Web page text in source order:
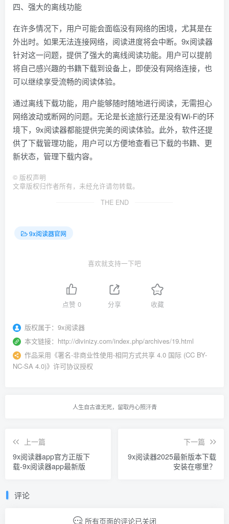
四、强大的离线功能
在许多情况下，用户可能会面临没有网络的困境，尤其是在
外出时。如果无法连接网络，阅读进度将会中断。9x阅读器
针对这一问题，提供了强大的离线阅读功能。用户可以提前
将自己感兴趣的书籍下载到设备上，即使没有网络连接，也
可以继续享受流畅的阅读体验。
通过离线下载功能，用户能够随时随地进行阅读，无需担心
网络波动或断网的问题。无论是长途旅行还是没有Wi-Fi的环
境下，9x阅读器都能提供完美的阅读体验。此外，软件还提
供了下载管理功能，用户可以方便地查看已下载的书籍、更
新状态，管理下载内容。
© 版权声明
文章版权归作者所有，未经允许请勿转载。
THE END
9x阅读器官网
喜欢就支持一下吧
点赞 0 分享 收藏
版权属于： 9x阅读器
本文链接： http://divinizy.com/index.php/archives/19.html
作品采用 《署名-非商业性使用-相同方式共享 4.0 国际 (CC BY-
NC-SA 4.0)》许可协议授权
人生自古谁无死，留取丹心照汗青
上一篇
9x阅读器app官方正版下
载-9x阅读器app最新版
下一篇
9x阅读器2025最新版本下载
安装在哪里？
评论
所有页面的评论已关闭